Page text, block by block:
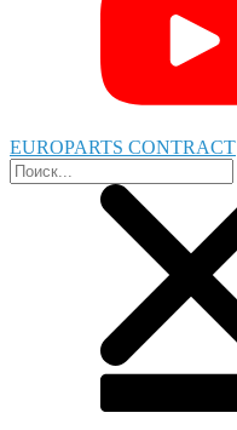
EUROPARTS CONTRACT